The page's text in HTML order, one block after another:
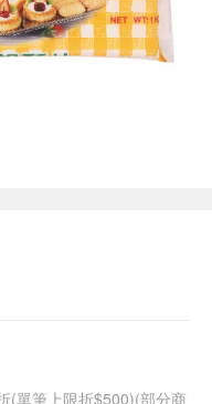
(單筆上限折$500)(部分商